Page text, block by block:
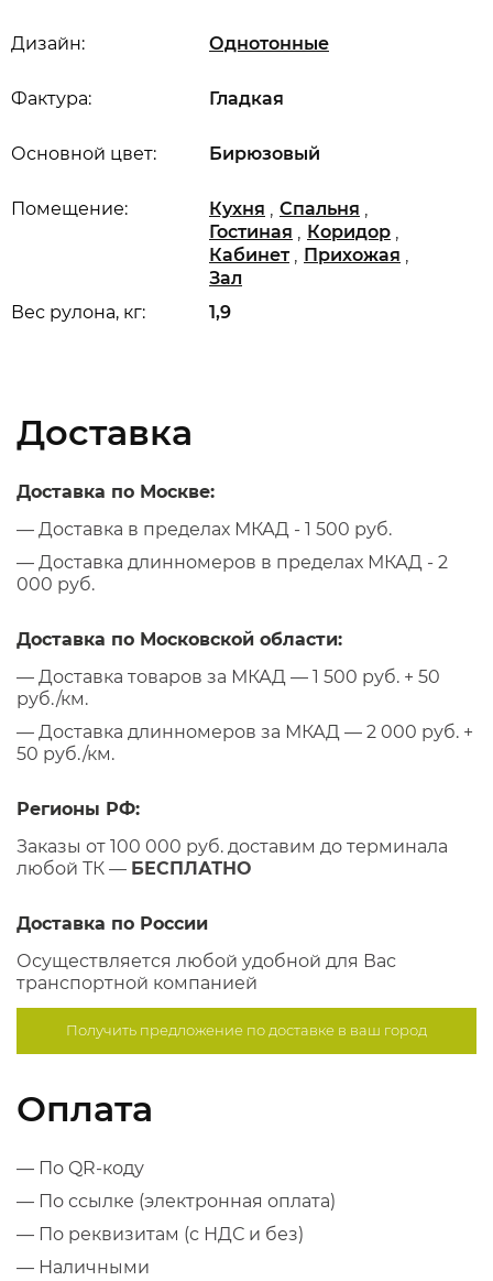
Вес рулона, кг: 1,9
Основной цвет: Бирюзовый
Дизайн: Однотонные
Помещение: Кухня , Спальня ,
Гостиная , Коридор ,
Кабинет , Прихожая ,
Зал
Фактура: Гладкая
Доставка
Доставка по Москве:
— Доставка в пределах МКАД - 1 500 руб.
— Доставка длинномеров в пределах МКАД - 2
000 руб.
Доставка по Московской области:
— Доставка товаров за МКАД — 1 500 руб. + 50
руб./км.
— Доставка длинномеров за МКАД — 2 000 руб. +
50 руб./км.
Регионы РФ:
Заказы от 100 000 руб. доставим до терминала
любой ТК — БЕСПЛАТНО
Доставка по России
Осуществляется любой удобной для Вас
транспортной компанией
Получить предложение подоставке в ваш город
Оплата
— По QR-коду
— По ссылке (электронная оплата)
— По реквизитам (с НДС и без)
— Наличными